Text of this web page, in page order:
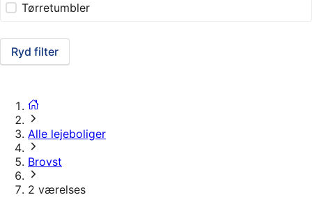
Tørretumbler
Ryd filter
Alle lejeboliger
Brovst
2 værelses